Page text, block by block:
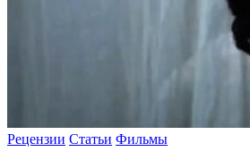
Рецензии Статьи Фильмы